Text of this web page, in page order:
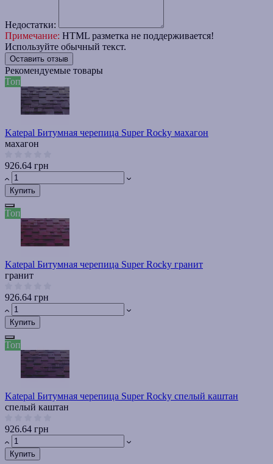
Недостатки:
Примечание: HTML разметка не поддерживается!
Используйте обычный текст.
Оставить отзыв
Рекомендуемые товары
Топ
Katepal Битумная черепица Super Rocky махагон
махагон
926.64 грн
Купить
Топ
Katepal Битумная черепица Super Rocky гранит
гранит
926.64 грн
Купить
Топ
Katepal Битумная черепица Super Rocky спелый каштан
спелый каштан
926.64 грн
Купить